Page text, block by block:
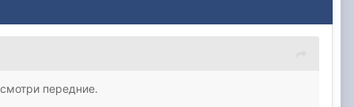
передние.